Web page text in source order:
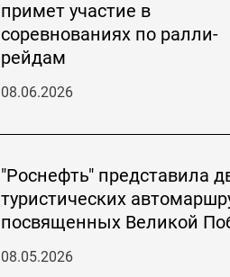
примет участие в
соревнованиях по ралли-
рейдам
08.06.2026
"Роснефть" представила
туристических
посвященных Великой
08.05.2026